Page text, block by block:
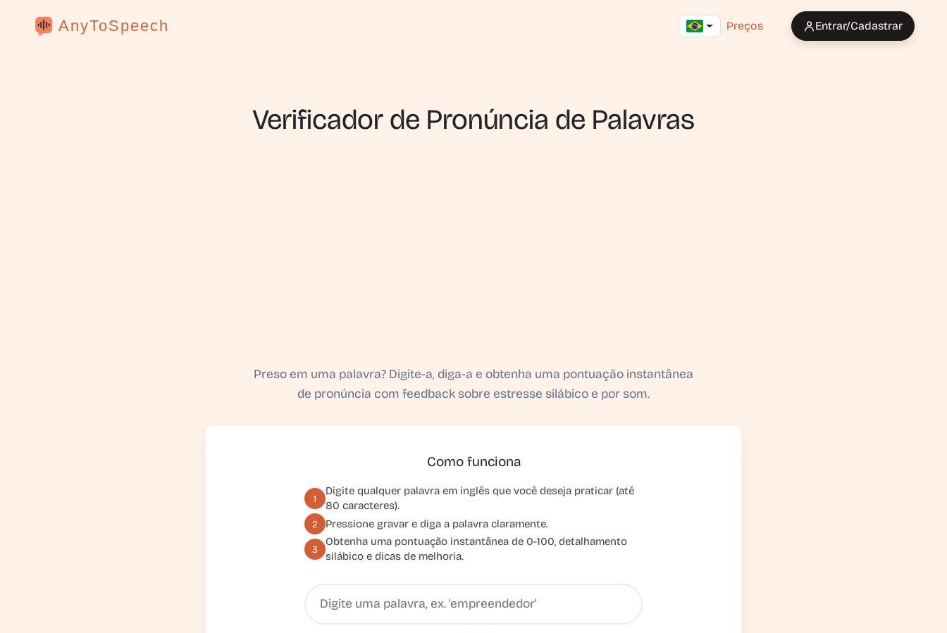
AnyToSpeech Preços Entrar/Cadastrar
Verificador de Pronúncia de Palavras
Preso em uma palavra? Digite-a, diga-a e obtenha uma pontuação instantânea
de pronúncia com feedback sobre estresse silábico e por som.
Como funciona
1
Digite qualquer palavra em inglês que você deseja praticar (até
80 caracteres).
2 Pressione gravar e diga a palavra claramente.
3
Obtenha uma pontuação instantânea de 0-100, detalhamento
silábico e dicas de melhoria.